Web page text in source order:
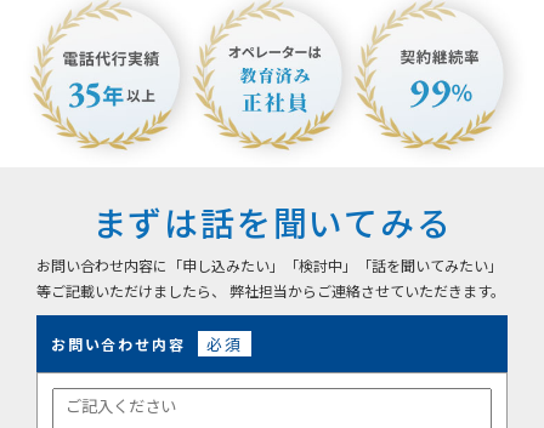
まずは話を聞いてみる
お問い合わせ内容に「申し込みたい」「検討中」「話を聞いてみたい」
等ご記載いただけましたら、 弊社担当からご連絡させていただきます。
お問い合わせ内容 必須